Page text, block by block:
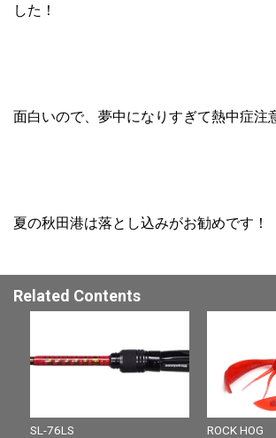
した！
面白いので、夢中になりすぎて熱中症注
夏の秋田港は落とし込みがお勧めです！
Related Contents
SL-76LS ROCK HOG